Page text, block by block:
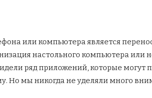
или компьютера является
настольного компьютера или
ряд приложений, которые могут
Но мы никогда не уделяли много